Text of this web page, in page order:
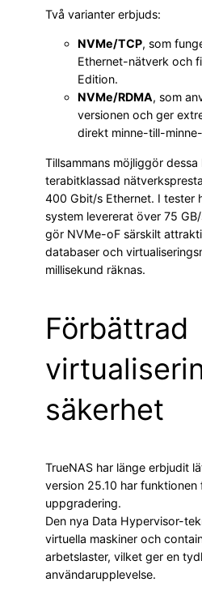
Två varianter erbjuds:
NVMe/TCP, som
Ethernet-nätverk och
Edition.
NVMe/RDMA, som
versionen och ger
direkt minne-till-
Tillsammans möjliggör dessa
terabitklassad
400 Gbit/s Ethernet. I tester
system levererat över 75
gör NVMe-oF särskilt
databaser och
millisekund räknas.
Förbättrad
säkerhet
TrueNAS har länge erbjudit
version 25.10 har
uppgradering.
Den nya Data Hypervisor-
virtuella maskiner och
arbetslaster, vilket ger en
användarupplevelse.